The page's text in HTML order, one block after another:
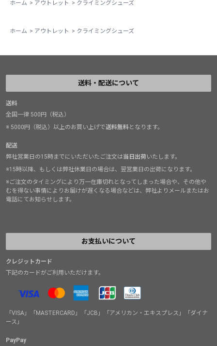
ホーム > アウトレット > クライミングシューズ
ホーム > アウトレット > クライミングシューズ
送料・配送について
送料
全国一律 500円（税込）
※ 5000円（税込）以上のお買い上げで送料無料となります。
配送
弊社営業日の15時までにいただいたご注文は当日出荷いたします。
※15時以降、もしくは弊社休業日の場合は、翌営業日の出荷になります。
※ご注文のタイミングにより万一在庫切れとなってしまった場合や、その他や
むを得ない事情によりお届けが遅くなる場合などは、弊社よりメールまたはお
電話にてお知らせします。
お支払いについて
クレジットカード
下記のカードがご利用いただけます。
「VISA」「MASTERCARD」「JCB」「アメリカン・エキスプレス」「ダイナ
ース」
PayPay